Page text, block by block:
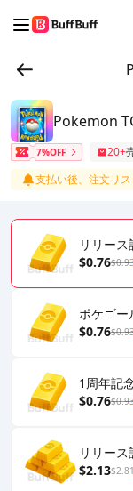
Pokemon
7%OFF 20+
支払い後、注文リ
リリー
$0.76
ポケゴー
$0.76
1周年記
$0.76
リリー
$2.13